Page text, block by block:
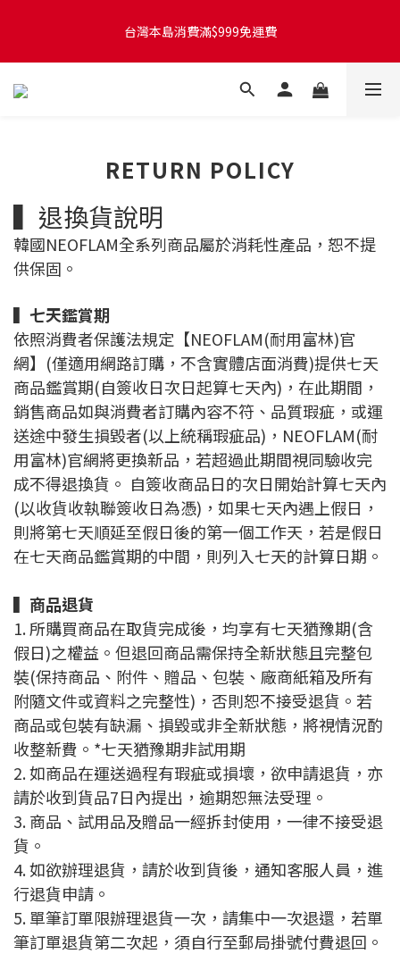
出貨
台灣本島消費滿$999免運費
台灣本島訂單將於付款完成後的下個工作天起，2~4個工作天完成
RETURN POLICY
▍退換貨說明
韓國NEOFLAM全系列商品屬於消耗性產品，恕不提
供保固。
▍ 七天鑑賞期
依照消費者保護法規定【NEOFLAM(耐用富林)官
網】(僅適用網路訂購，不含實體店面消費)提供七天
商品鑑賞期(自簽收日次日起算七天內)，在此期間，
銷售商品如與消費者訂購內容不符、品質瑕疵，或運
送途中發生損毀者(以上統稱瑕疵品)，NEOFLAM(耐
用富林)官網將更換新品，若超過此期間視同驗收完
成不得退換貨。 自簽收商品日的次日開始計算七天內
(以收貨收執聯簽收日為憑)，如果七天內遇上假日，
則將第七天順延至假日後的第一個工作天，若是假日
在七天商品鑑賞期的中間，則列入七天的計算日期。
▍ 商品退貨
1. 所購買商品在取貨完成後，均享有七天猶豫期(含
假日)之權益。但退回商品需保持全新狀態且完整包
裝(保持商品、附件、贈品、包裝、廠商紙箱及所有
附隨文件或資料之完整性)，否則恕不接受退貨。若
商品或包裝有缺漏、損毀或非全新狀態，將視情況酌
收整新費。 *七天猶豫期非試用期
2. 如商品在運送過程有瑕疵或損壞，欲申請退貨，亦
請於收到貨品7日內提出，逾期恕無法受理。
3. 商品、試用品及贈品一經拆封使用，一律不接受退
貨。
4. 如欲辦理退貨，請於收到貨後，通知客服人員，進
行退貨申請。
5. 單筆訂單限辦理退貨一次，請集中一次退還，若單
筆訂單退貨第二次起，須自行至郵局掛號付費退回。